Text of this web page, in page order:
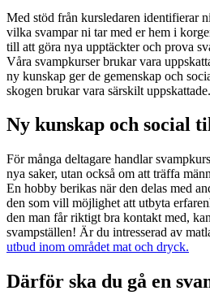
Med stöd från kursledaren identifierar
vilka svampar ni tar med er hem i
till att göra nya upptäckter och prova
Våra svampkurser brukar vara
ny kunskap ger de gemenskap och
skogen brukar vara särskilt uppskattade.
Ny kunskap och social
För många deltagare handlar
nya saker, utan också om att träffa
En hobby berikas när den delas med
den som vill möjlighet att utbyta
den man får riktigt bra kontakt med,
svampställen! Är du intresserad av
utbud inom området mat och dryck.
Därför ska du gå en